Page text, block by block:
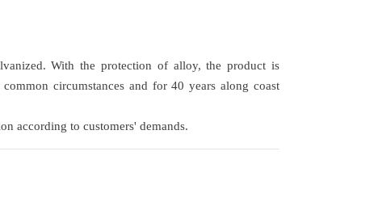
With the protection of alloy, the product is
circumstances and for 40 years along coast
according to customers' demands.